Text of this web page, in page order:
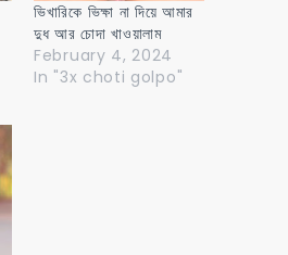
ভিখারিকে ভিক্ষা না দিয়ে আমার
দুধ আর চোদা খাওয়ালাম
February 4, 2024
In "3x choti golpo"